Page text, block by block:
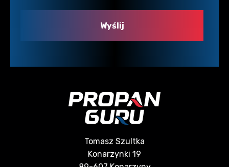
Tomasz Szultka
Konarzynki 19